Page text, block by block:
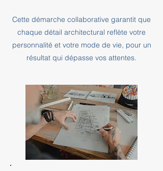
Cette démarche collaborative garantit que
chaque détail architectural reflète votre
personnalité et votre mode de vie, pour un
résultat qui dépasse vos attentes.